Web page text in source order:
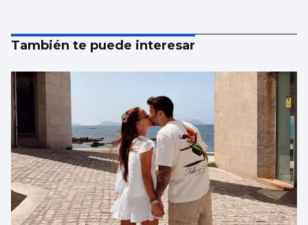
También te puede interesar